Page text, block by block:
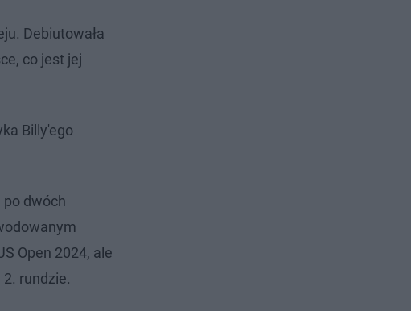
Debiutowała
co jest jej
Billy'ego
po dwóch
Open 2024, ale
rundzie.